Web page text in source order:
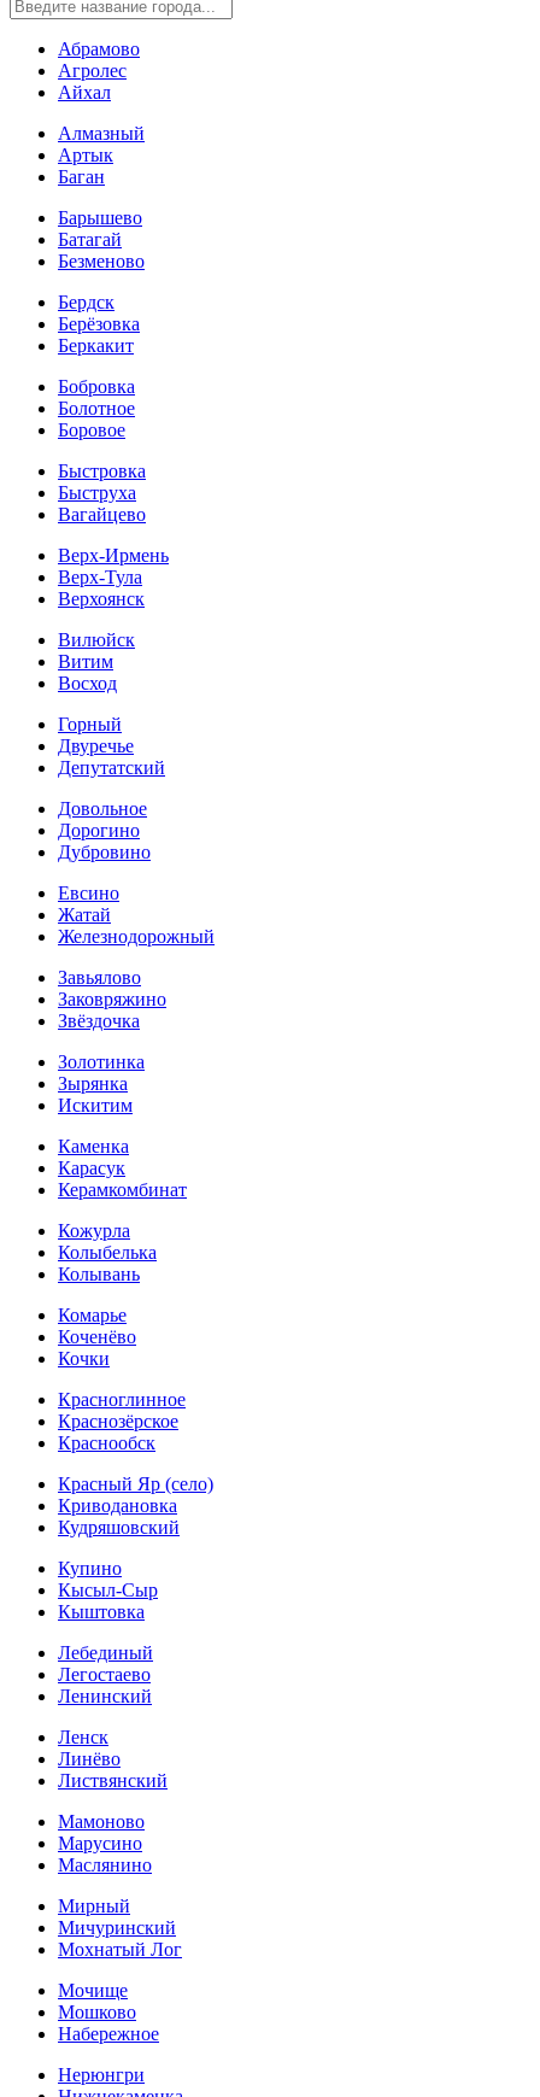
Абрамово
Агролес
Айхал
Алмазный
Артык
Баган
Барышево
Батагай
Безменово
Бердск
Берёзовка
Беркакит
Бобровка
Болотное
Боровое
Быстровка
Быструха
Вагайцево
Верх-Ирмень
Верх-Тула
Верхоянск
Вилюйск
Витим
Восход
Горный
Двуречье
Депутатский
Довольное
Дорогино
Дубровино
Евсино
Жатай
Железнодорожный
Завьялово
Заковряжино
Звёздочка
Золотинка
Зырянка
Искитим
Каменка
Карасук
Керамкомбинат
Кожурла
Колыбелька
Колывань
Комарье
Коченёво
Кочки
Красноглинное
Краснозёрское
Краснообск
Красный Яр (село)
Криводановка
Кудряшовский
Купино
Кысыл-Сыр
Кыштовка
Лебединый
Легостаево
Ленинский
Ленск
Линёво
Листвянский
Мамоново
Марусино
Маслянино
Мирный
Мичуринский
Мохнатый Лог
Мочище
Мошково
Набережное
Нерюнгри